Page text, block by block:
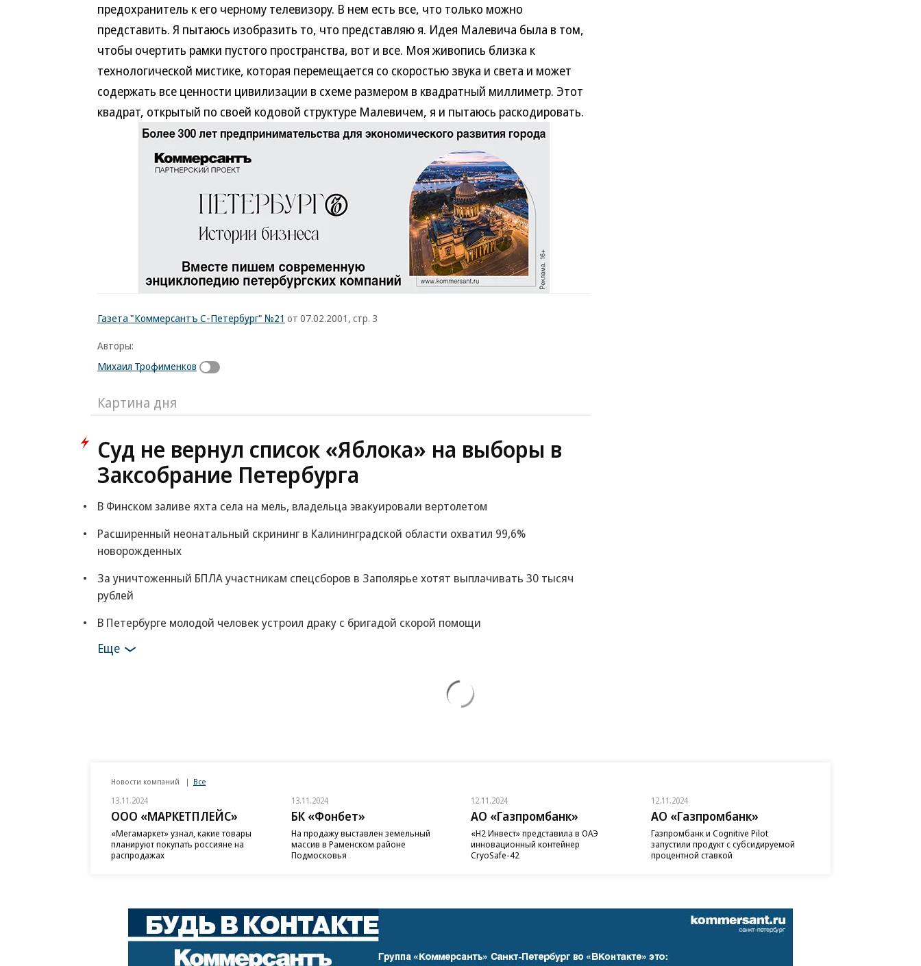
предохранитель к его черному телевизору. В нем есть все, что только можно
представить. Я пытаюсь изобразить то, что представляю я. Идея Малевича была в том,
чтобы очертить рамки пустого пространства, вот и все. Моя живопись близка к
технологической мистике, которая перемещается со скоростью звука и света и может
содержать все ценности цивилизации в схеме размером в квадратный миллиметр. Этот
квадрат, открытый по своей кодовой структуре Малевичем, я и пытаюсь раскодировать.
Газета "Коммерсантъ С-Петербург" №21 от 07.02.2001, стр. 3
Авторы:
Михаил Трофименков
Картина дня
Суд не вернул список «Яблока» на выборы в
Заксобрание Петербурга
В Финском заливе яхта села на мель, владельца эвакуировали вертолетом
Расширенный неонатальный скрининг в Калининградской области охватил 99,6%
новорожденных
За уничтоженный БПЛА участникам спецсборов в Заполярье хотят выплачивать 30 тысяч
рублей
В Петербурге молодой человек устроил драку с бригадой скорой помощи
Еще
Новости компаний Все
13.11.2024
ООО «МАРКЕТПЛЕЙС»
«Мегамаркет» узнал, какие товары
планируют покупать россияне на
распродажах
13.11.2024
БК «Фонбет»
На продажу выставлен земельный
массив в Раменском районе
Подмосковья
12.11.2024
АО «Газпромбанк»
«H2 Инвест» представила в ОАЭ
инновационный контейнер
CryoSafe-42
12.11.2024
АО «Газпромбанк»
Газпромбанк и Cognitive Pilot
запустили продукт с субсидируемой
процентной ставкой